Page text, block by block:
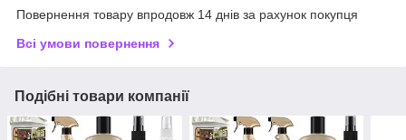
Повернення товару впродовж 14 днів за рахунок покупця
Всі умови повернення
Подібні товари компанії